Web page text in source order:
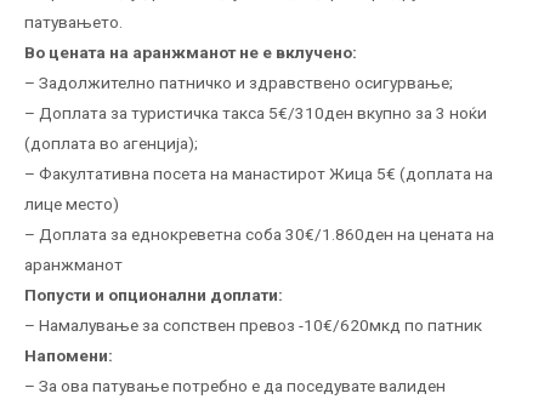
патувањето.
Во цената на аранжманот не е вклучено:
– Задолжително патничко и здравствено осигурвање;
– Доплата за туристичка такса 5€/310ден вкупно за 3 ноќи
(доплата во агенција);
– Факултативна посета на манастирот Жица 5€ (доплата на
лице место)
– Доплата за еднокреветна соба 30€/1.860ден на цената на
аранжманот
Попусти и опционални доплати:
– Намалување за сопствен превоз -10€/620мкд по патник
Напомени:
– За ова патување потребно e да поседувате валиден